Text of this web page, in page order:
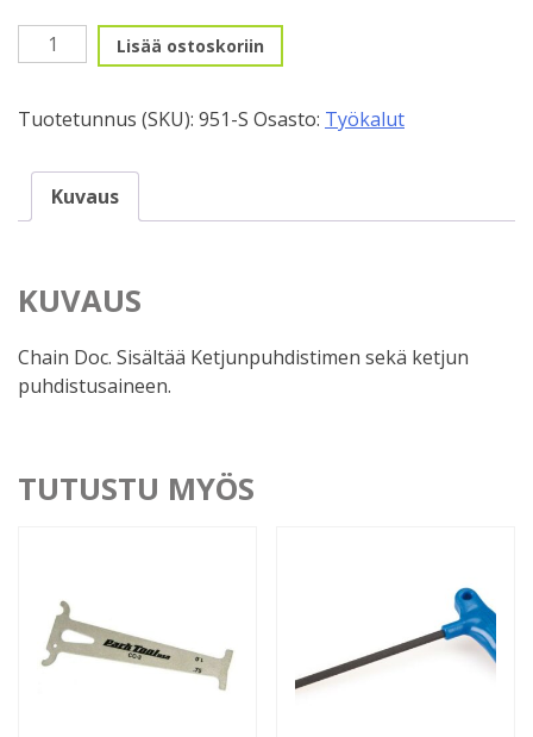
Ketjun
puhdistinsetti,
Off
Lisää ostoskoriin
Tuotetunnus (SKU): 951-S Osasto: Työkalut
Kuvaus
KUVAUS
Chain Doc. Sisältää Ketjunpuhdistimen sekä ketjun
puhdistusaineen.
TUTUSTU MYÖS